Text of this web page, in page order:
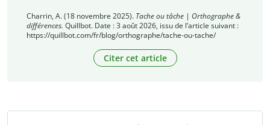
Charrin, A. (18 novembre 2025). Tache ou tâche | Orthographe &
différences. Quillbot. Date : 3 août 2026, issu de l’article suivant :
https://quillbot.com/fr/blog/orthographe/tache-ou-tache/
Citer cet article